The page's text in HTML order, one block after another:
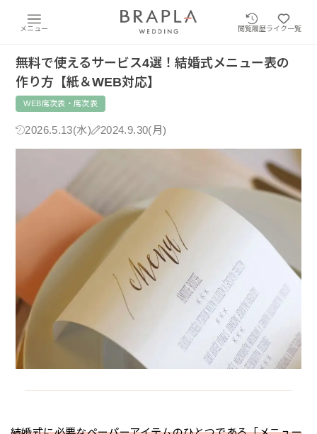
メニュー 閲覧履歴ライク一覧
無料で使えるサービス4選！結婚式メニュー表の
作り方【紙＆WEB対応】
WEB席次表・席次表
2026.5.13(水) 2024.9.30(月)